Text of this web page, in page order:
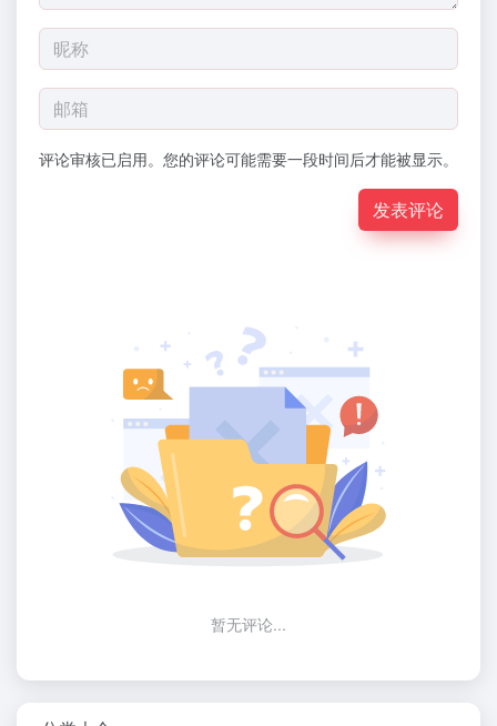
评论审核已启用。您的评论可能需要一段时间后才能被显示。
发表评论
暂无评论...